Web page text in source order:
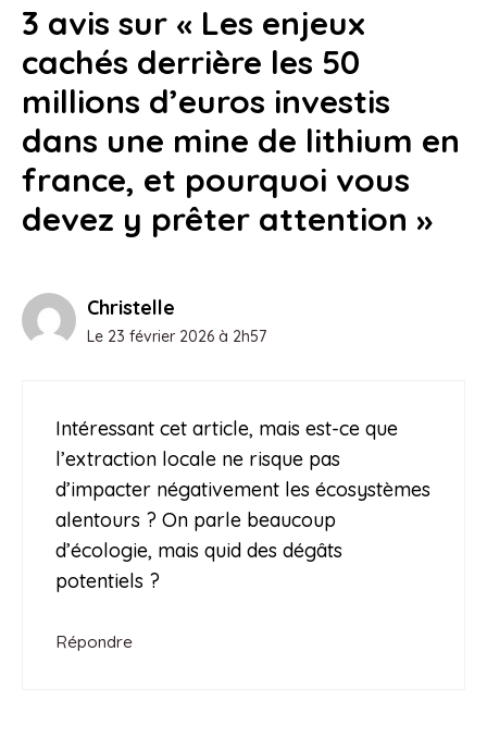
3 avis sur « Les enjeux
cachés derrière les 50
millions d’euros investis
dans une mine de lithium en
france, et pourquoi vous
devez y prêter attention »
Christelle
Le 23 février 2026 à 2h57
Intéressant cet article, mais est-ce que
l’extraction locale ne risque pas
d’impacter négativement les écosystèmes
alentours ? On parle beaucoup
d’écologie, mais quid des dégâts
potentiels ?
Répondre